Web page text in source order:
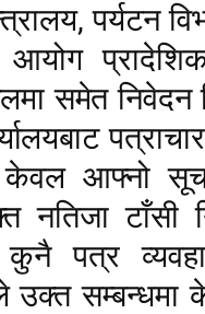
,पर्यटन
समेत निवेदन
केवल आफ्नो
नतिजा टाँसी
कुनै पत्र
उक्त सम्बन्धमा